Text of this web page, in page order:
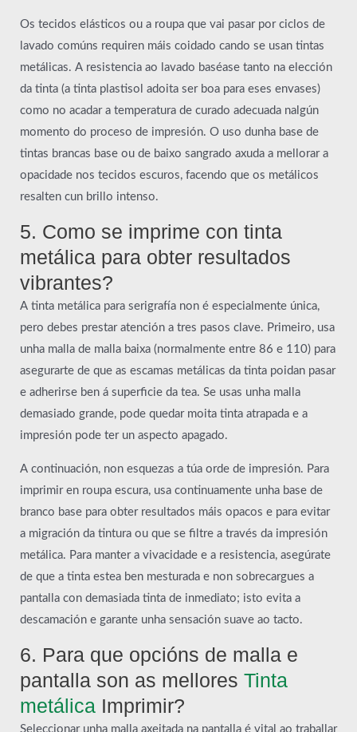
Os tecidos elásticos ou a roupa que vai pasar por ciclos de
lavado comúns requiren máis coidado cando se usan tintas
metálicas. A resistencia ao lavado baséase tanto na elección
da tinta (a tinta plastisol adoita ser boa para eses envases)
como no acadar a temperatura de curado adecuada nalgún
momento do proceso de impresión. O uso dunha base de
tintas brancas base ou de baixo sangrado axuda a mellorar a
opacidade nos tecidos escuros, facendo que os metálicos
resalten cun brillo intenso.
5. Como se imprime con tinta
metálica para obter resultados
vibrantes?
A tinta metálica para serigrafía non é especialmente única,
pero debes prestar atención a tres pasos clave. Primeiro, usa
unha malla de malla baixa (normalmente entre 86 e 110) para
asegurarte de que as escamas metálicas da tinta poidan pasar
e adherirse ben á superficie da tea. Se usas unha malla
demasiado grande, pode quedar moita tinta atrapada e a
impresión pode ter un aspecto apagado.
A continuación, non esquezas a túa orde de impresión. Para
imprimir en roupa escura, usa continuamente unha base de
branco base para obter resultados máis opacos e para evitar
a migración da tintura ou que se filtre a través da impresión
metálica. Para manter a vivacidade e a resistencia, asegúrate
de que a tinta estea ben mesturada e non sobrecargues a
pantalla con demasiada tinta de inmediato; isto evita a
descamación e garante unha sensación suave ao tacto.
6. Para que opcións de malla e
pantalla son as mellores Tinta
metálica Imprimir?
Seleccionar unha malla axeitada na pantalla é vital ao traballar